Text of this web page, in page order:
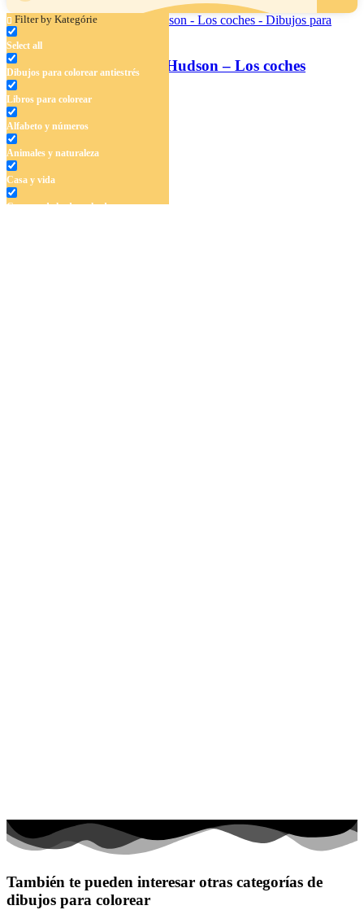
Filter by Kategórie
Select all
Dibujos para colorear antiestrés
Libros para colorear
Alfabeto y números
Animales y naturaleza
Casa y vida
Cuentos de hadas y hadas
Rayo McQueen y Dock Hudson – Los coches
También te pueden interesar otras categorías de
dibujos para colorear